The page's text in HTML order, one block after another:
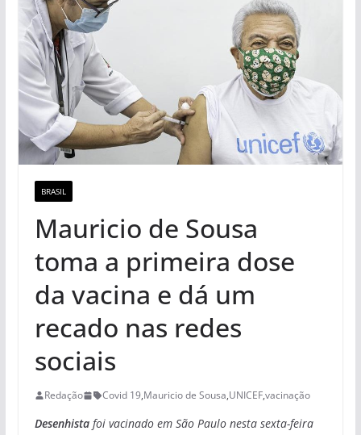
BRASIL
Mauricio de Sousa
toma a primeira dose
da vacina e dá um
recado nas redes
sociais
Redação Covid 19,Mauricio de Sousa,UNICEF,vacinação
Desenhista foi vacinado em São Paulo nesta sexta-feira